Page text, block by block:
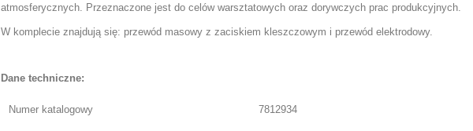
atmosferycznych. Przeznaczone jest do celów warsztatowych oraz dorywczych prac produkcyjnych.
W komplecie znajdują się: przewód masowy z zaciskiem kleszczowym i przewód elektrodowy.
Dane techniczne:
Numer katalogowy 7812934